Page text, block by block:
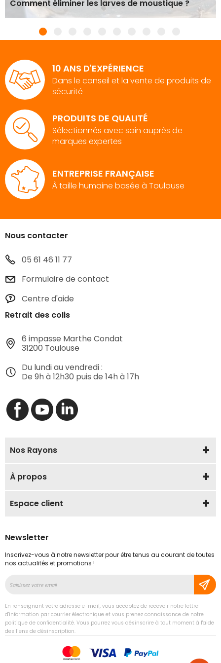
Comment éliminer les larves de moustique ?
10 ANS D'EXPÉRIENCE
Dans le conseil et la vente de produits de
sécurité
PRODUITS DE QUALITÉ
Sélectionnés avec soin auprès de
marques expertes
ENTREPRISE FRANÇAISE
À taille humaine basée à Toulouse
Nous contacter
05 61 46 11 77
Formulaire de contact
Centre d'aide
Retrait des colis
6 impasse Marthe Condat
31200 Toulouse
Du lundi au vendredi :
De 9h à 12h30 puis de 14h à 17h
Nos Rayons
À propos
Espace client
Newsletter
Inscrivez-vous à notre newsletter pour être tenus au courant de toutes
nos actualités et promotions !
notre
lettre
d’information
:
En renseignant votre adresse e-mail, vous acceptez de recevoir notre lettre
d'information par courrier électronique et vous prenez connaissance de notre
politique de confidentialité. Vous pourrez vous désinscrire à tout moment à l'aide
des liens de désinscription.